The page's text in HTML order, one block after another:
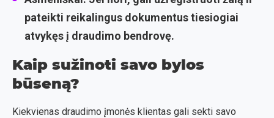
pateikti reikalingus dokumentus tiesiogiai
atvykęs į draudimo bendrovę.
Kaip sužinoti savo bylos
būseną?
Kiekvienas draudimo įmonės klientas gali sekti savo